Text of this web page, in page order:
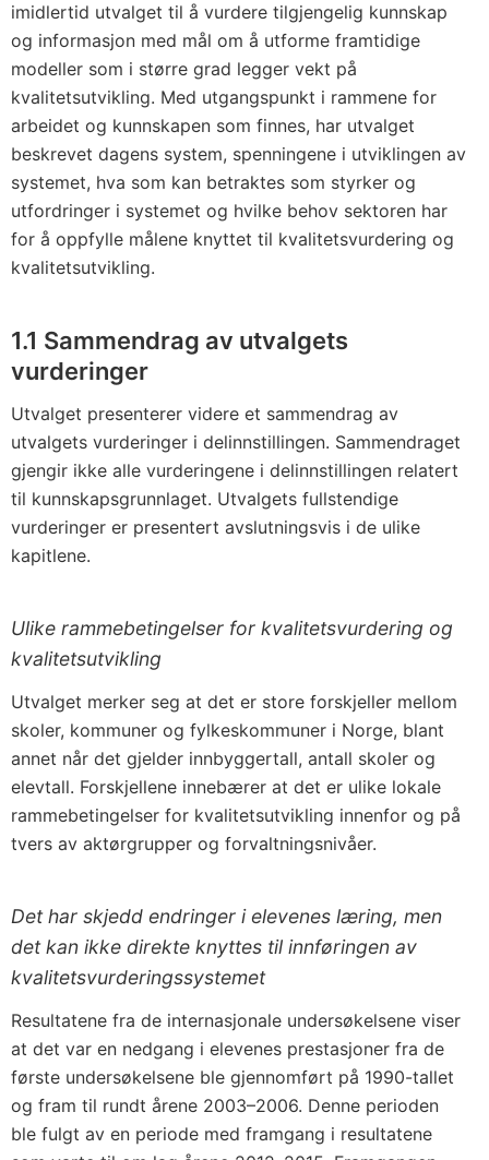
imidlertid utvalget til å vurdere tilgjengelig kunnskap
og informasjon med mål om å utforme framtidige
modeller som i større grad legger vekt på
kvalitetsutvikling. Med utgangspunkt i rammene for
arbeidet og kunnskapen som finnes, har utvalget
beskrevet dagens system, spenningene i utviklingen av
systemet, hva som kan betraktes som styrker og
utfordringer i systemet og hvilke behov sektoren har
for å oppfylle målene knyttet til kvalitetsvurdering og
kvalitetsutvikling.
1.1 Sammendrag av utvalgets
vurderinger
Utvalget presenterer videre et sammendrag av
utvalgets vurderinger i delinnstillingen. Sammendraget
gjengir ikke alle vurderingene i delinnstillingen relatert
til kunnskapsgrunnlaget. Utvalgets fullstendige
vurderinger er presentert avslutningsvis i de ulike
kapitlene.
Ulike rammebetingelser for kvalitetsvurdering og
kvalitetsutvikling
Utvalget merker seg at det er store forskjeller mellom
skoler, kommuner og fylkeskommuner i Norge, blant
annet når det gjelder innbyggertall, antall skoler og
elevtall. Forskjellene innebærer at det er ulike lokale
rammebetingelser for kvalitetsutvikling innenfor og på
tvers av aktørgrupper og forvaltningsnivåer.
Det har skjedd endringer i elevenes læring, men
det kan ikke direkte knyttes til innføringen av
kvalitetsvurderingssystemet
Resultatene fra de internasjonale undersøkelsene viser
at det var en nedgang i elevenes prestasjoner fra de
første undersøkelsene ble gjennomført på 1990-tallet
og fram til rundt årene 2003–2006. Denne perioden
ble fulgt av en periode med framgang i resultatene